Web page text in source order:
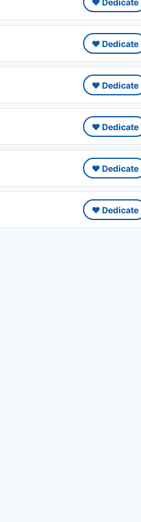
❤️ Dedicate
❤️ Dedicate
❤️ Dedicate
❤️ Dedicate
❤️ Dedicate